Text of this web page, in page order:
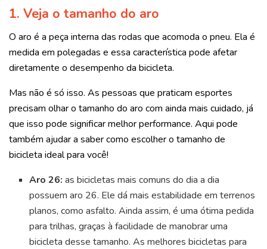
1. Veja o tamanho do aro
O aro é a peça interna das rodas que acomoda o pneu. Ela é
medida em polegadas e essa característica pode afetar
diretamente o desempenho da bicicleta.
Mas não é só isso. As pessoas que praticam esportes
precisam olhar o tamanho do aro com ainda mais cuidado, já
que isso pode significar melhor performance. Aqui pode
também ajudar a saber como escolher o tamanho de
bicicleta ideal para você!
Aro 26:as bicicletas mais comuns do dia a dia
possuem aro 26. Ele dá mais estabilidade em terrenos
planos, como asfalto. Ainda assim, é uma ótima pedida
para trilhas, graças à facilidade de manobrar uma
bicicleta desse tamanho. As melhores bicicletas para